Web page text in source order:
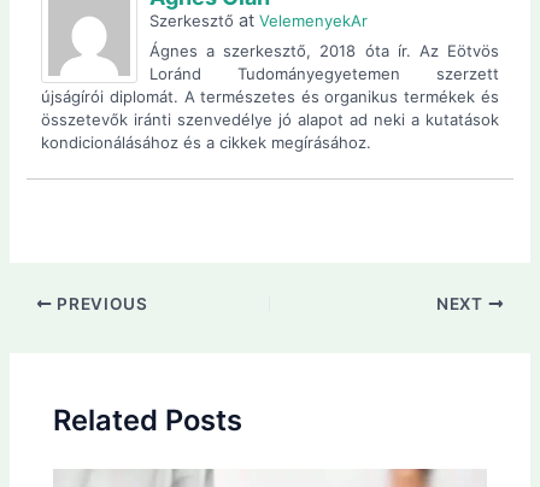
Szerkesztő atVelemenyekAr
Ágnes a szerkesztő, 2018 óta ír. Az Eötvös
Loránd Tudományegyetemen szerzett
újságírói diplomát. A természetes és organikus termékek és
összetevők iránti szenvedélye jó alapot ad neki a kutatások
kondicionálásához és a cikkek megírásához.
Post
PREVIOUS NEXT
Related Posts